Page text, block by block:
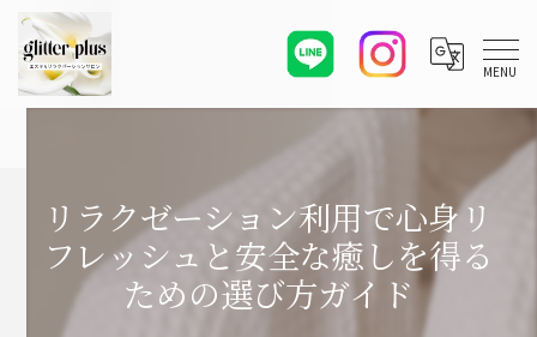
リラクゼーション利用で心身リ
フレッシュと安全な癒しを得る
ための選び方ガイド